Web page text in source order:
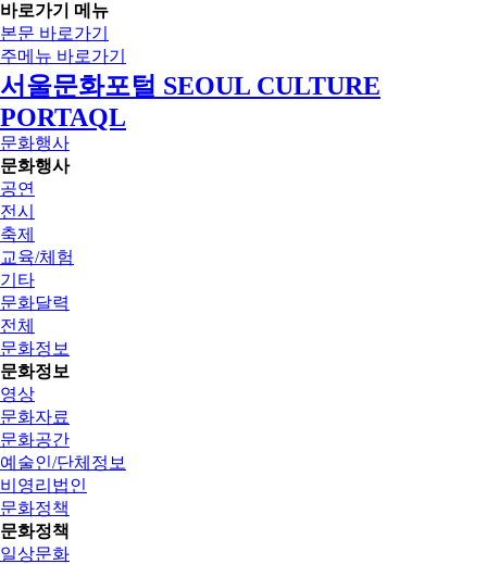
바로가기 메뉴
본문 바로가기
주메뉴 바로가기
서울문화포털 SEOUL CULTURE
PORTAQL
문화행사
문화행사
공연
전시
축제
교육/체험
기타
문화달력
전체
문화정보
문화정보
영상
문화자료
문화공간
예술인/단체정보
비영리법인
문화정책
문화정책
일상문화